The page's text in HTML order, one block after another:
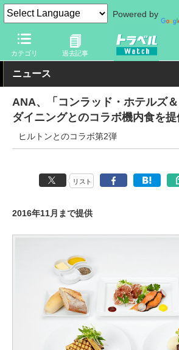
Powered by
カテゴリ 過去記事
トラベル Watch 旅の方法 空旅 飛行機
ニュース
ANA、「コンラッド・ホテルズ
ダイニングとのコラボ機内食を提
ヒルトンとのコラボ第2弾
リスト
2016年11月まで提供